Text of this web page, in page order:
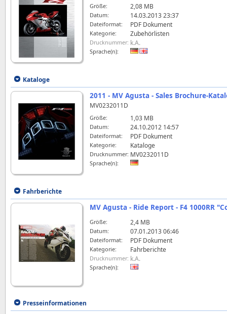
Größe: 2,08 MB
Datum: 14.03.2013 23:37
Dateiformat: PDF Dokument
Kategorie: Zubehörlisten
Drucknummer: k.A.
Sprache(n):
Kataloge
2011 - MV Agusta - Sales Brochure-
MV0232011D
Größe: 1,03 MB
Datum: 24.10.2012 14:57
Dateiformat: PDF Dokument
Kategorie: Kataloge
Drucknummer: MV0232011D
Sprache(n):
Fahrberichte
MV Agusta - Ride Report - F4 1000RR
Größe: 2,4 MB
Datum: 07.01.2013 06:46
Dateiformat: PDF Dokument
Kategorie: Fahrberichte
Drucknummer: k.A.
Sprache(n):
Presseinformationen